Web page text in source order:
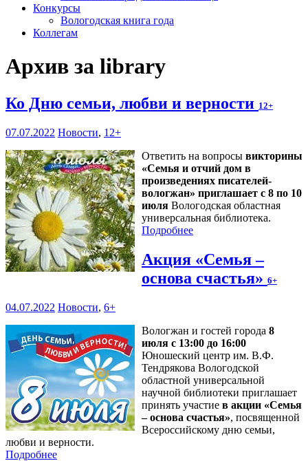
Конкурсы
Вологодская книга года
Коллегам
Архив за library
Ко Дню семьи, любви и верности 12+
07.07.2022 Новости, 12+
Ответить на вопросы викторины
«Семья и отчий дом в
произведениях писателей-
вологжан» приглашает с 8 по 10
июля Вологодская областная
универсальная библиотека.
Подробнее
Акция «Семья –
основа счастья» 6+
04.07.2022 Новости, 6+
Вологжан и гостей города 8
июля с 13:00 до 16:00
Юношеский центр им. В.Ф.
Тендрякова Вологодской
областной универсальной
научной библиотеки приглашает
принять участие в акции «Семья
– основа счастья», посвященной
Всероссийскому дню семьи,
любви и верности.
Подробнее